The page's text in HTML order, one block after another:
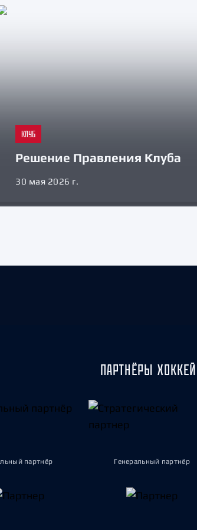
КЛУБ
Решение Правления Клуба
30 мая 2026 г.
ПАРТНЁРЫ
партнёр Генеральный партнёр